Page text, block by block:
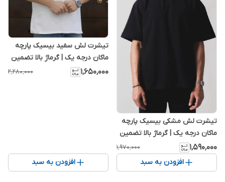
تیشرت لش مشکی بیسیک پارچه
ماکان درجه یک | گرماژ بالا تضمین
کیفیت‌
۱٬۵۹۰٬۰۰۰ ۱٬۹۷۰٬۰۰۰
افزودن به سبد
تیشرت لش سفید بیسیک پارچه
ماکان درجه یک | گرماژ بالا تضمین
کیفیت
۱٬۶۵۰٬۰۰۰ ۲٬۲۸۰٬۰۰۰
افزودن به سبد